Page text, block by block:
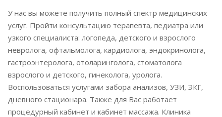
У нас вы можете получить полный спектр медицинских
услуг. Пройти консультацию терапевта, педиатра или
узкого специалиста: логопеда, детского и взрослого
невролога, офтальмолога, кардиолога, эндокринолога,
гастроэнтеролога, отоларинголога, стоматолога
взрослого и детского, гинеколога, уролога.
Воспользоваться услугами забора анализов, УЗИ, ЭКГ,
дневного стационара. Также для Вас работает
процедурный кабинет и кабинет массажа. Клиника